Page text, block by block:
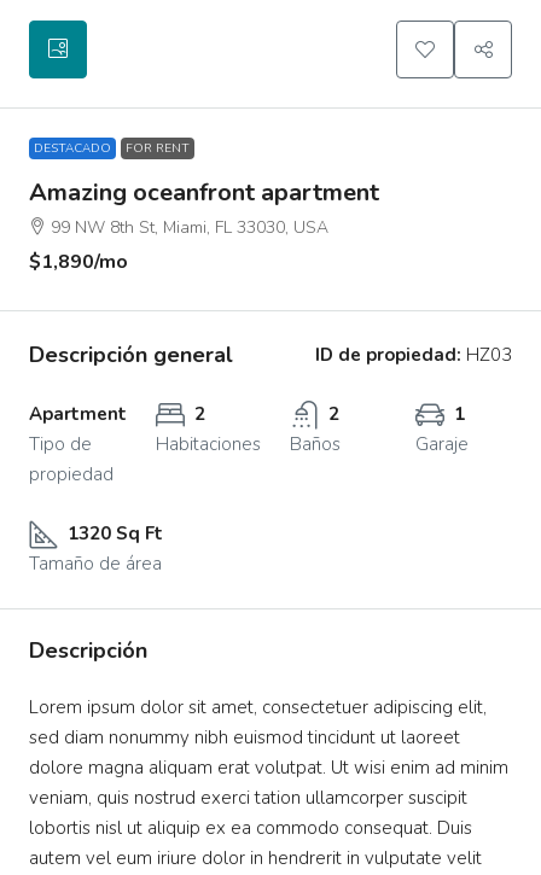
DESTACADO FOR RENT
Amazing oceanfront apartment
99 NW 8th St, Miami, FL 33030, USA
$1,890/mo
Descripción general ID de propiedad: HZ03
Apartment
Tipo de
propiedad
2
Habitaciones
2
Baños
1
Garaje
1320 Sq Ft
Tamaño de área
Descripción
Lorem ipsum dolor sit amet, consectetuer adipiscing elit,
sed diam nonummy nibh euismod tincidunt ut laoreet
dolore magna aliquam erat volutpat. Ut wisi enim ad minim
veniam, quis nostrud exerci tation ullamcorper suscipit
lobortis nisl ut aliquip ex ea commodo consequat. Duis
autem vel eum iriure dolor in hendrerit in vulputate velit